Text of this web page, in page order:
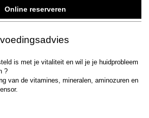
Online reserveren
is met je vitaliteit en wil je je huidprobleem
?
van de vitamines, mineralen, aminozuren en